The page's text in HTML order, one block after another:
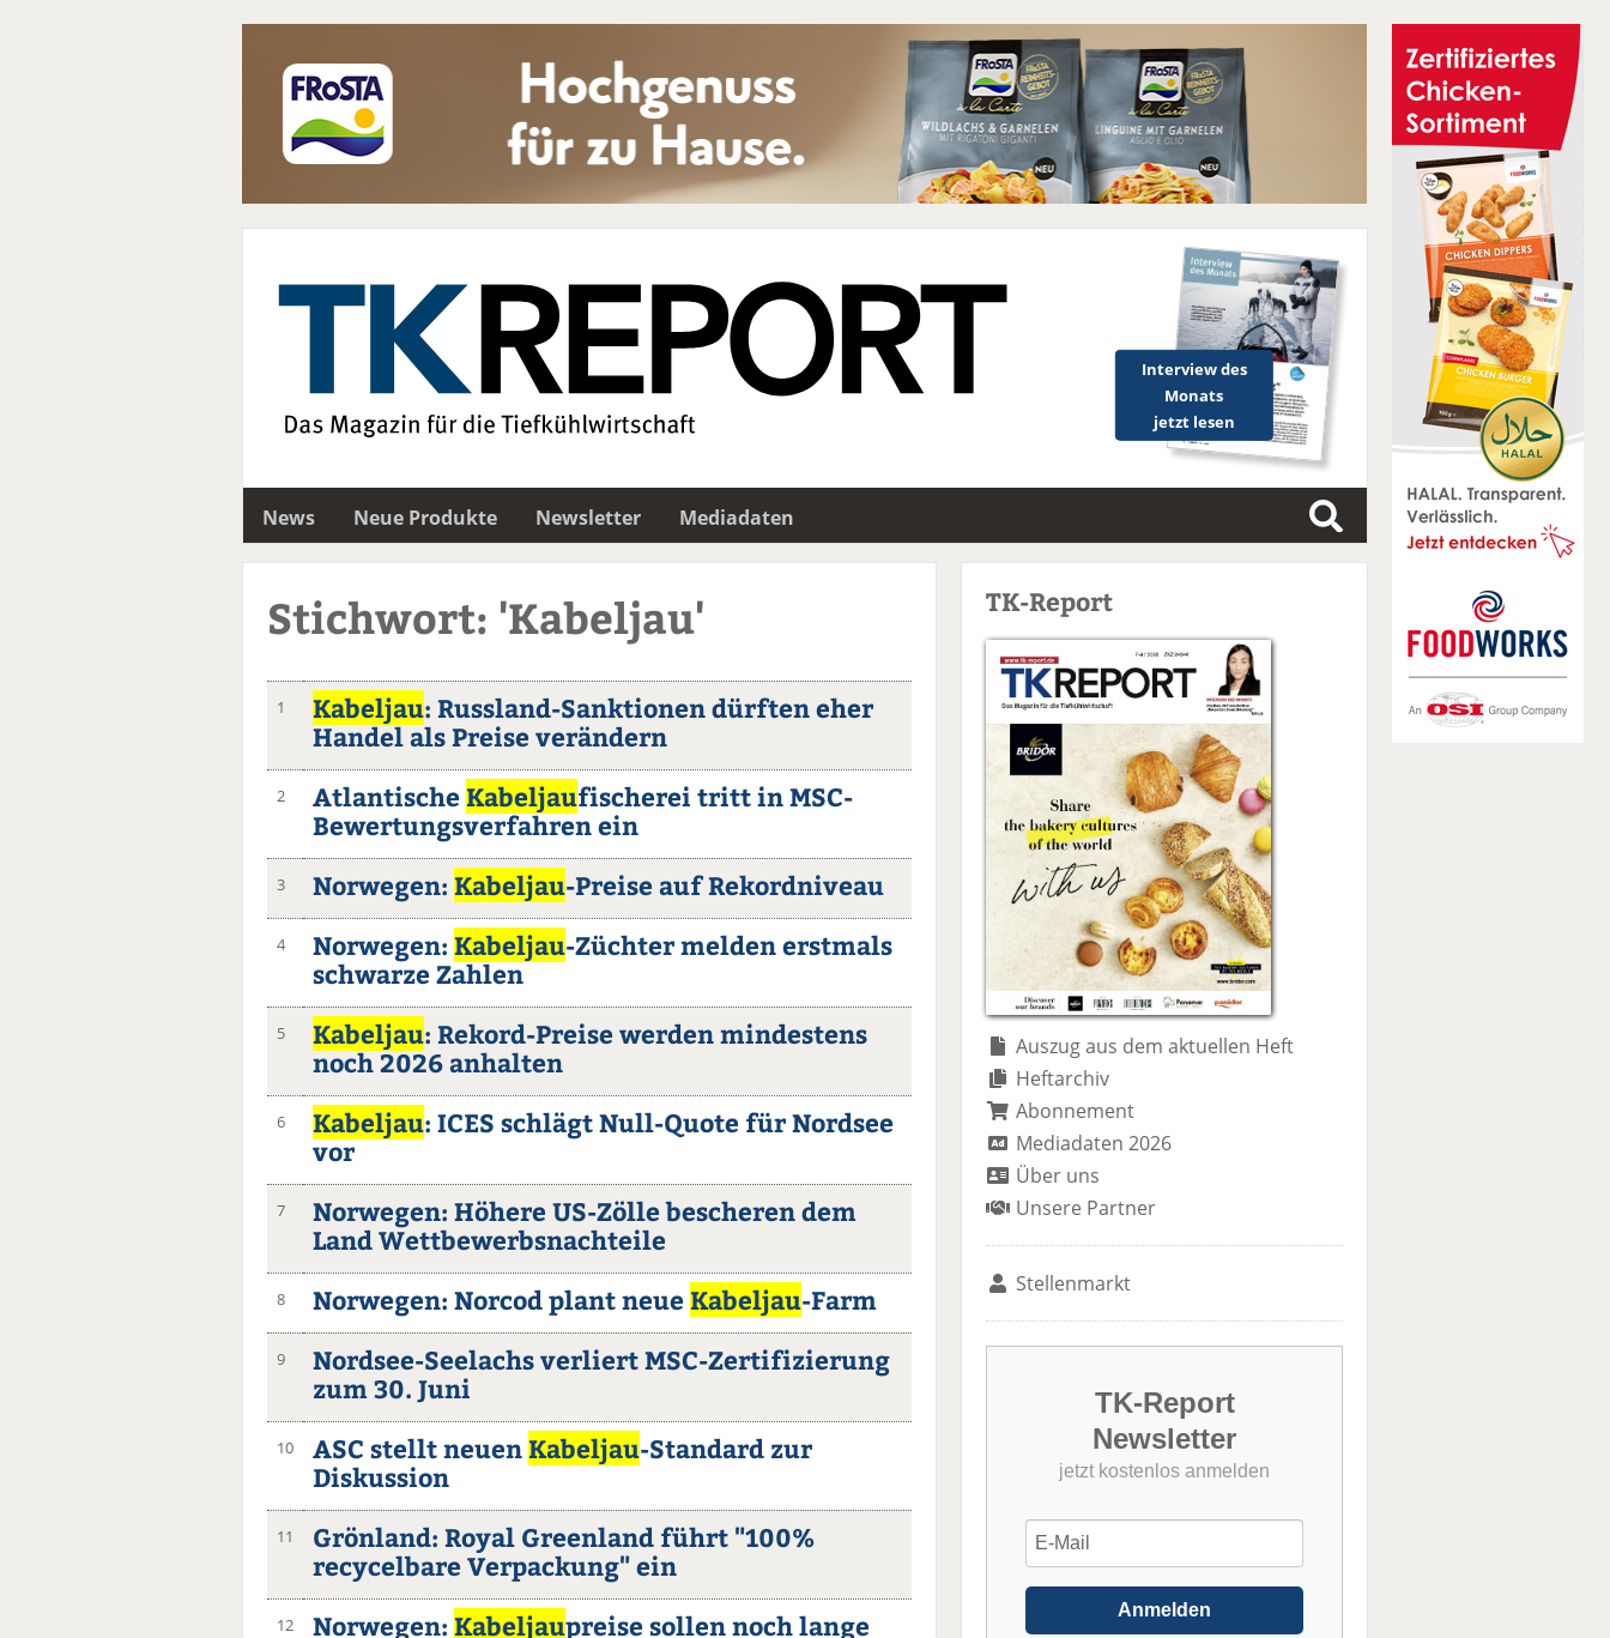
Interview des
Monats
jetzt lesen
News Neue Produkte Newsletter
Mediadaten
S
u
Stichwort: 'Kabeljau'
1 Kabeljau: Russland-Sanktionen dürften eher
Handel als Preise verändern
2 AtlantischeKabeljaufischerei tritt in MSC-
Bewertungsverfahren ein
3 Norwegen: Kabeljau-Preise auf Rekordniveau
4 Norwegen: Kabeljau-Züchter melden erstmals
schwarze Zahlen
5 Kabeljau: Rekord-Preise werden mindestens
noch 2026 anhalten
6 Kabeljau: ICES schlägt Null-Quote für Nordsee
vor
7
Norwegen: Höhere US-Zölle bescheren dem
Land Wettbewerbsnachteile
8 Norwegen: Norcod plant neueKabeljau-Farm
9
Nordsee-Seelachs verliert MSC-Zertifizierung
zum 30. Juni
10 ASC stellt neuenKabeljau-Standard zur
Diskussion
11
Grönland: Royal Greenland führt "100%
recycelbare Verpackung" ein
12 Norwegen: Kabeljaupreise sollen noch lange
TK-Report
Auszug aus dem aktuellen Heft
Heftarchiv
Abonnement
Mediadaten 2026
Über uns
Unsere Partner
Stellenmarkt
TK-Report
Newsletter
jetzt kostenlos anmelden
Anmelden